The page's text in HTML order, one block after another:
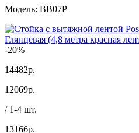
Модель: BB07P
-20%
14482р.
12069р.
/ 1-4 шт.
13166р.